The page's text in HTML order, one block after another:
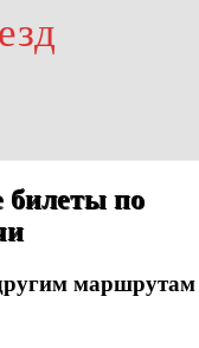
билеты по
маршрутам